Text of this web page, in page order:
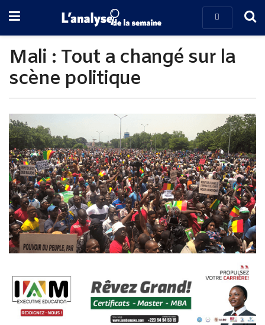
Mali : Tout a changé sur la
scène politique